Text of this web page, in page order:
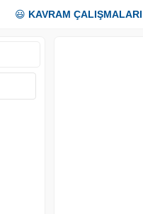
😃 KAVRAM ÇALIŞMALARI